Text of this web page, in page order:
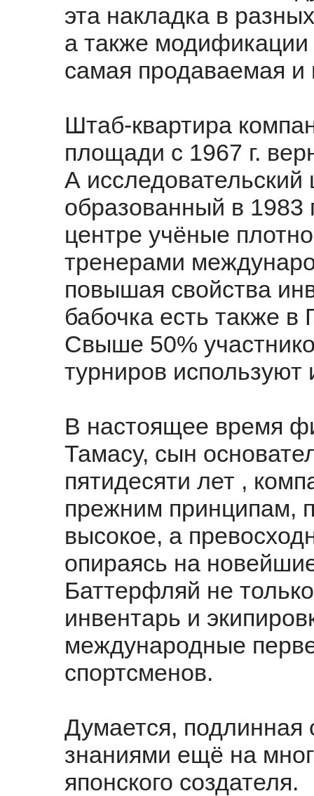
эта накладка в
а также
самая продаваемая и
Штаб-квартира
площади с 1967 г.
А
образованный в 1983
центре учёные
тренерами
повышая свойства
бабочка есть также
Свыше 50%
турниров
В настоящее время
Тамасу, сын
пятидесяти лет ,
прежним принципам,
высокое, а
опираясь на
Баттерфляй не
инвентарь и
международные
спортсменов.
Думается, подлинная
знаниями ещё на
японского создателя.